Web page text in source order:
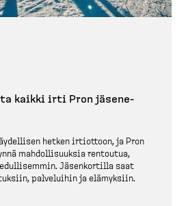
kaikki irti Pron jäsene­
hetken irtiottoon, ja Pron
mahdol­li­suuksia rentoutua,
Jäsenkortilla saat
palveluihin ja elämyksiin.